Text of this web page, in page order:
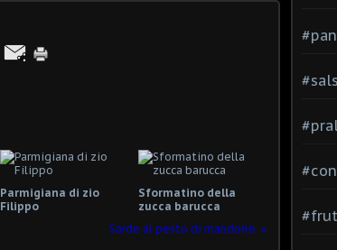
Parmigiana di zio
Filippo
Sformatino della
zucca barucca
Sarde al pesto di mandorle